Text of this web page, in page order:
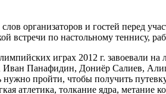
организаторов и гостей перед
встречи по настольному теннису,
играх 2012 г. завоевали
Панафидин, Дониёр Салиев,
нужно пройти, чтобы получить
атлетика, толкание ядра, метание